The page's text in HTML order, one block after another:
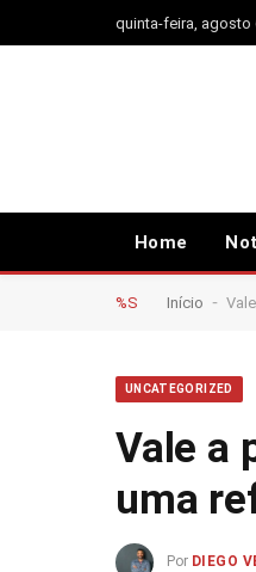
quinta-feira, agosto
Home
%S Início -
UNCATEGORIZED
Vale a
uma
Por DIEGO